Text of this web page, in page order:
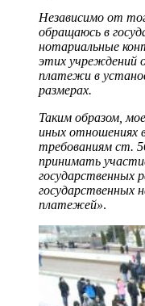
Независимо от
обращаюсь в
нотариальные
этих учреждений
платежи в
размерах.
Таким образом,
иных отношениях
требованиям ст.
принимать
государственных
государственных
платежей».